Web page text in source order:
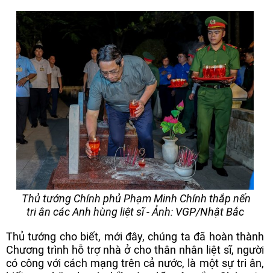
Thủ tướng Chính phủ Phạm Minh Chính thắp nến
tri ân các Anh hùng liệt sĩ - Ảnh: VGP/Nhật Bắc
Thủ tướng cho biết, mới đây, chúng ta đã hoàn thành
Chương trình hỗ trợ nhà ở cho thân nhân liệt sĩ, người
có công với cách mạng trên cả nước, là một sự tri ân,